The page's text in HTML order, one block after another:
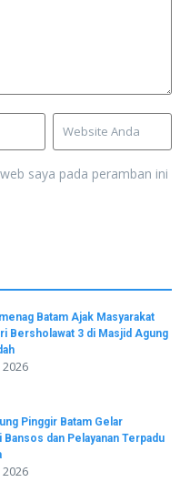
saya pada peramban ini
Batam Ajak Masyarakat
Bersholawat 3 di Masjid Agung
Pinggir Batam Gelar
Bansos dan Pelayanan Terpadu